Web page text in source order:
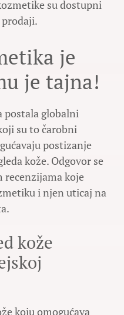
su dostupni
je
je tajna!
postala globalni
su to čarobni
postizanje
kože. Odgovor se
koje
i njen uticaj na
kože
koju omogućava